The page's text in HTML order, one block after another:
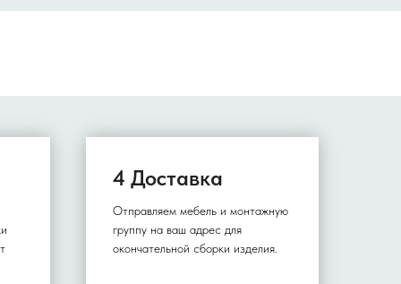
4 Доставка
Отправляем мебель и монтажную
группу на ваш адрес для
окончательной сборки изделия.